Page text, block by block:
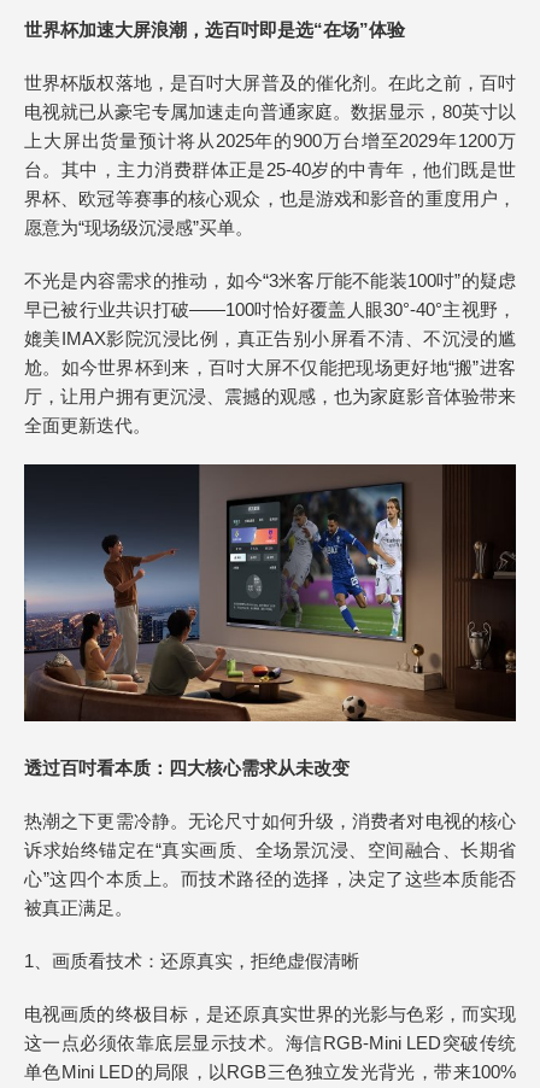
世界杯加速大屏浪潮，选百吋即是选“在场”体验
世界杯版权落地，是百吋大屏普及的催化剂。在此之前，百吋
电视就已从豪宅专属加速走向普通家庭。数据显示，80英寸以
上大屏出货量预计将从2025年的900万台增至2029年1200万
台。其中，主力消费群体正是25-40岁的中青年，他们既是世
界杯、欧冠等赛事的核心观众，也是游戏和影音的重度用户，
愿意为“现场级沉浸感”买单。
不光是内容需求的推动，如今“3米客厅能不能装100吋”的疑虑
早已被行业共识打破——100吋恰好覆盖人眼30°-40°主视野，
媲美IMAX影院沉浸比例，真正告别小屏看不清、不沉浸的尴
尬。如今世界杯到来，百吋大屏不仅能把现场更好地“搬”进客
厅，让用户拥有更沉浸、震撼的观感，也为家庭影音体验带来
全面更新迭代。
透过百吋看本质：四大核心需求从未改变
热潮之下更需冷静。无论尺寸如何升级，消费者对电视的核心
诉求始终锚定在“真实画质、全场景沉浸、空间融合、长期省
心”这四个本质上。而技术路径的选择，决定了这些本质能否
被真正满足。
1、画质看技术：还原真实，拒绝虚假清晰
电视画质的终极目标，是还原真实世界的光影与色彩，而实现
这一点必须依靠底层显示技术。海信RGB-Mini LED突破传统
单色Mini LED的局限，以RGB三色独立发光背光，带来100%